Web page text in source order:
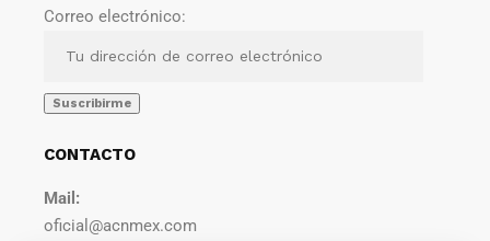
Correo electrónico:
CONTACTO
Mail:
oficial@acnmex.com